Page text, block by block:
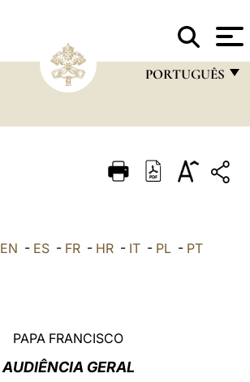
PORTUGUÊS
ITALIANO
EN - ES- FR- HR- IT- PL- PT
PAPA FRANCISCO
AUDIÊNCIA GERAL